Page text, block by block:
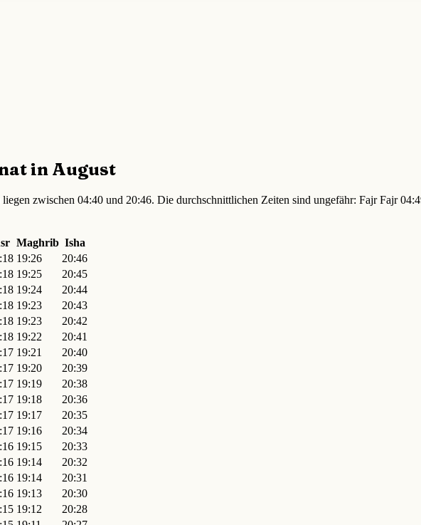
in August
zwischen 04:40 und 20:46. Die durchschnittlichen Zeiten sind ungefähr: Fajr Fajr
Maghrib Isha
19:26
20:46
19:25
20:45
19:24
20:44
19:23
20:43
19:23
20:42
19:22
20:41
19:21
20:40
19:20
20:39
19:19
20:38
19:18
20:36
19:17
20:35
19:16
20:34
19:15
20:33
19:14
20:32
19:14
20:31
19:13
20:30
19:12
20:28